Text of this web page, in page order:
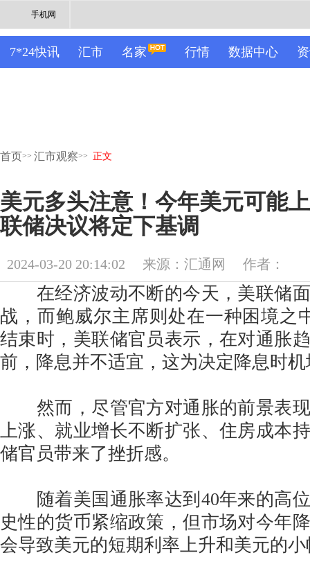
手机网
7*24快讯 汇市 名家 行情 数据中心
首页>> 汇市观察>> 正文
美元多头注意！今年美元可能
联储决议将定下基调
2024-03-20 20:14:02 来源：汇通网 作者：
在经济波动不断的今天，美联储面
战，而鲍威尔主席则处在一种困境之
结束时，美联储官员表示，在对通胀
前，降息并不适宜，这为决定降息时
然而，尽管官方对通胀的前景表现
上涨、就业增长不断扩张、住房成本
储官员带来了挫折感。
随着美国通胀率达到40年来的高位
史性的货币紧缩政策，但市场对今年
会导致美元的短期利率上升和美元的